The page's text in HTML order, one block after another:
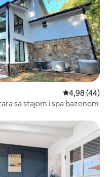
„Odabrali gosti”
Prosječna
4,98 (44)
sa stajom i spa bazenom